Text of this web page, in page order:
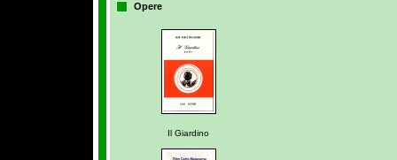
Opere
Il Giardino